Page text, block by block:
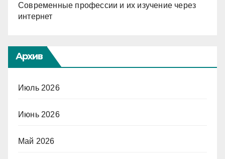
Современные профессии и их изучение через
интернет
Архив
Июль 2026
Июнь 2026
Май 2026